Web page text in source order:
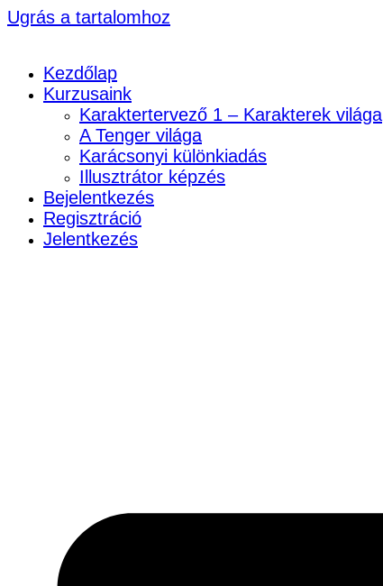
Ugrás a tartalomhoz
Kezdőlap
Kurzusaink
Karaktertervező 1 – Karakterek világa
A Tenger világa
Karácsonyi különkiadás
Illusztrátor képzés
Bejelentkezés
Regisztráció
Jelentkezés